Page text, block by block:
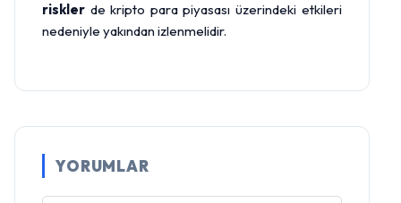
riskler de kripto para piyasası üzerindeki etkileri
nedeniyle yakından izlenmelidir.
YORUMLAR